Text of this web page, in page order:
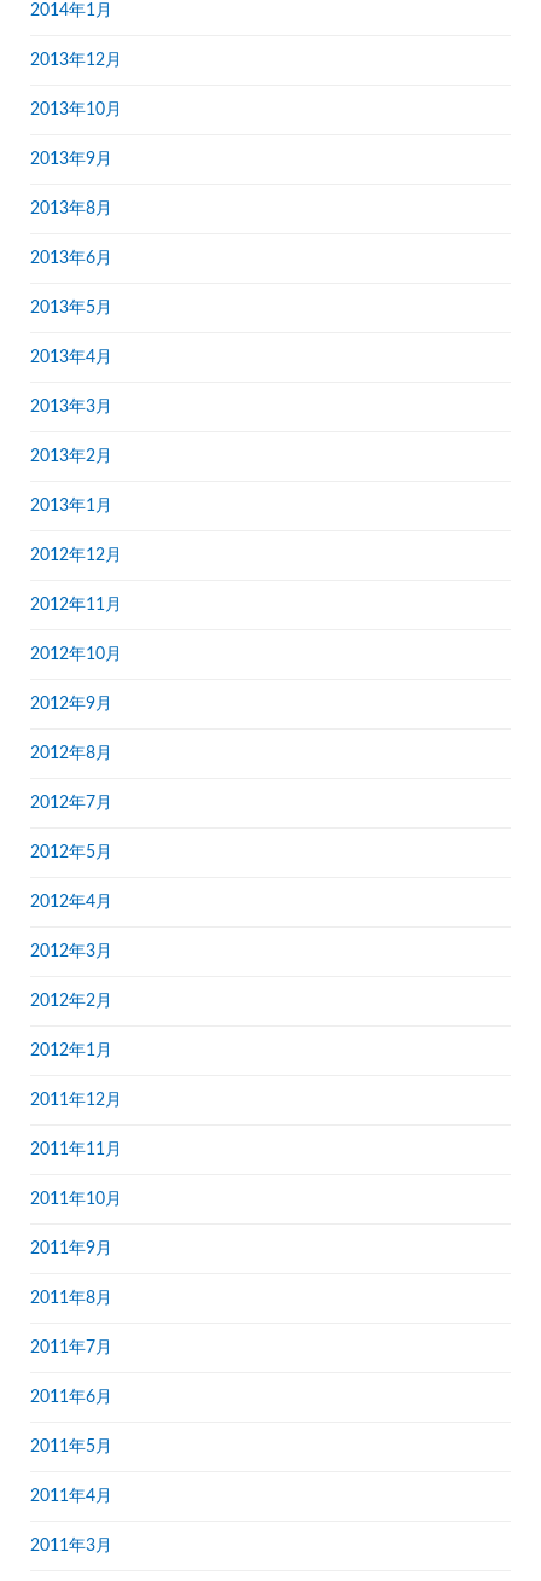
2014年1月
2013年12月
2013年10月
2013年9月
2013年8月
2013年6月
2013年5月
2013年4月
2013年3月
2013年2月
2013年1月
2012年12月
2012年11月
2012年10月
2012年9月
2012年8月
2012年7月
2012年5月
2012年4月
2012年3月
2012年2月
2012年1月
2011年12月
2011年11月
2011年10月
2011年9月
2011年8月
2011年7月
2011年6月
2011年5月
2011年4月
2011年3月